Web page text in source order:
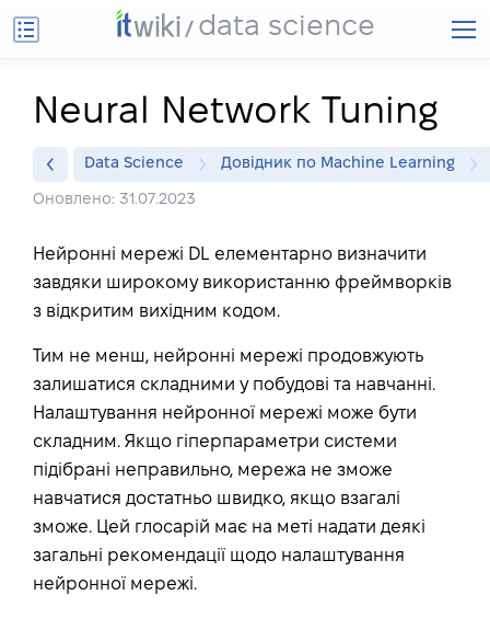
data science
Neural Network Tuning
Data Science Довідник по Machine Learning
Оновлено: 31.07.2023
Нейронні мережі DL елементарно визначити
завдяки широкому використанню фреймворків
з відкритим вихідним кодом.
Тим не менш, нейронні мережі продовжують
залишатися складними у побудові та навчанні.
Налаштування нейронної мережі може бути
складним. Якщо гіперпараметри системи
підібрані неправильно, мережа не зможе
навчатися достатньо швидко, якщо взагалі
зможе. Цей глосарій має на меті надати деякі
загальні рекомендації щодо налаштування
нейронної мережі.